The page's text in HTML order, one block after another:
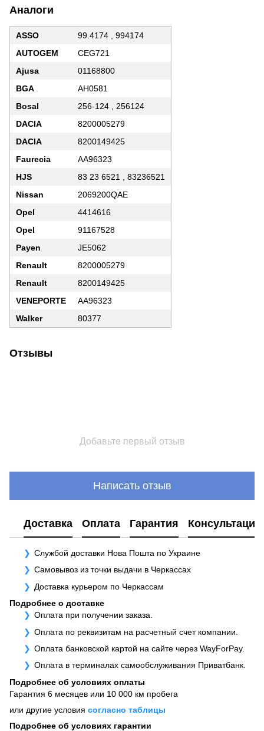
Аналоги
ASSO
99.4174 , 994174
AUTOGEM
CEG721
Ajusa
01168800
BGA
AH0581
Bosal
256-124 , 256124
DACIA
8200005279
DACIA
8200149425
Faurecia
AA96323
HJS
83 23 6521 , 83236521
Nissan
2069200QAE
Opel
4414616
Opel
91167528
Payen
JE5062
Renault
8200005279
Renault
8200149425
VENEPORTE
AA96323
Walker
80377
Отзывы
Добавьте первый отзыв
Написать отзыв
Доставка Оплата Гарантия Консультация
Службой доставки Нова Пошта по Украине
Самовывоз из точки выдачи в Черкассах
Доставка курьером по Черкассам
Подробнее о доставке
Оплата при получении заказа.
Оплата по реквизитам на расчетный счет компании.
Оплата банковской картой на сайте через WayForPay.
Оплата в терминалах самообслуживания Приватбанк.
Подробнее об условиях оплаты
Гарантия 6 месяцев или 10 000 км пробега
или другие условия согласно таблицы
Подробнее об условиях гарантии